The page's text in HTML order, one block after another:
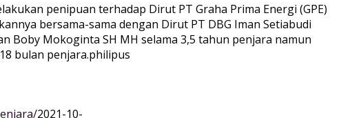
penipuan terhadap Dirut PT Graha Prima Energi (GPE)
bersama-sama dengan Dirut PT DBG Iman Setiabudi
Boby Mokoginta SH MH selama 3,5 tahun penjara namun
bulan penjara.philipus
2021-10-